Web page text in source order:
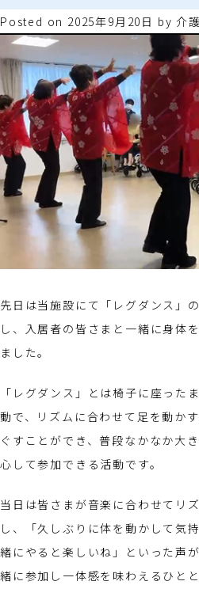
Posted on 2025年9月20日 by介
先日は当施設にて「レグダンス」
し、入居者の皆さまと一緒に身体
ました。
「レグダンス」とは椅子に座った
動で、リズムに合わせて足を動か
ぐすことができ、普段なかなか大
心して参加できる活動です。
当日は皆さまが音楽に合わせてリ
し、「久しぶりに体を動かして気
緒にやると楽しいね」といった声
緒に参加し一体感を味わえるひと